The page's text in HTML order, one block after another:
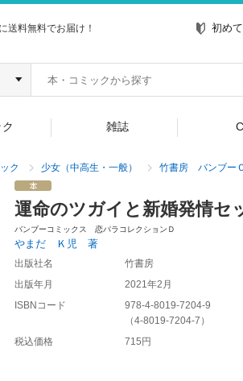
送料無料でお届け！ 初め
雑誌
ク 少女（中高生・一般） 竹書房 バンブーＣ
運命のツガイと新婚発情セ
バンブーコミックス 恋パラコレクションＤ
やまだ Ｋ児 著
出版社名
竹書房
出版年月
2021年2月
ISBNコード
978-4-8019-7204-9
（4-8019-7204-7 ）
税込価格
715円